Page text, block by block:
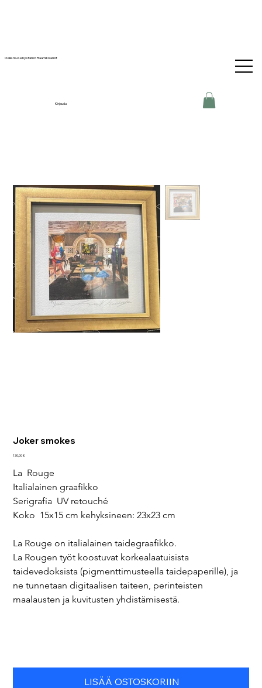
Galleria-Kehystämö RaamiDaamit
Kirjaudu
Joker smokes
Hinta
130,00 €
La  Rouge
Italialainen graafikko
Serigrafia  UV retouché
Koko  15x15 cm kehyksineen: 23x23 cm
La Rouge on italialainen taidegraafikko.
La Rougen työt koostuvat korkealaatuisista
taidevedoksista (pigmenttimusteella taidepaperille), ja
ne tunnetaan digitaalisen taiteen, perinteisten
maalausten ja kuvitusten yhdistämisestä.
LISÄÄ OSTOSKORIIN